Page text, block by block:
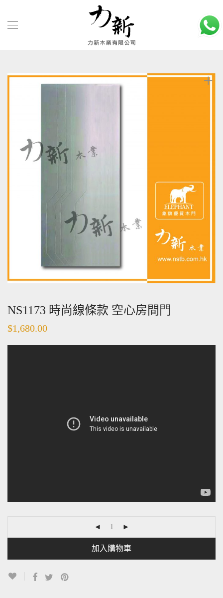
NS1173 時尚線條款 空心房間門
$1,680.00
加入購物車